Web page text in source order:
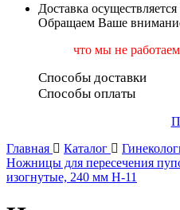
Доставка
Обращаем Ваше
что мы не работаем
Способы доставки
Способы оплаты
Главная
Каталог
Ножницы для пересечения
изогнутые, 240 мм Н-11